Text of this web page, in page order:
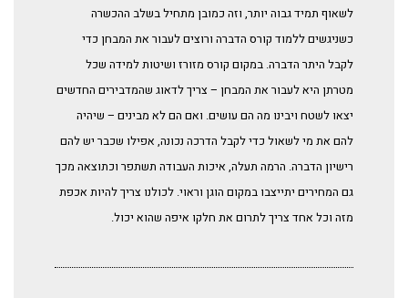
לשאוף תמיד גבוה יותר, וזה כמובן מתחיל בשלב ההכשרה
כשניגשים ללמוד קורס הדברה ורוצים לעבור את המבחן כדי
לקבל היתר הדברה. במקום קורס מזורז ושיטות למידה שכל
מטרתן היא לעבור את המבחן – צריך לדאוג שהמדבירים החדשים
יצאו לשטח ויבינו מה הם עושים. ואם הם לא מבינים – שיהיה
להם את מי לשאול כדי לקבל הדרכה נכונה, אפילו שכבר יש להם
רישיון הדברה. הרמה תעלה, איכות העבודה תשתפר וכתוצאה מכך
גם המחירים יתייצבו במקום הוגן וראוי. לכולנו צריך להיות אכפת
מזה וכל אחד צריך לתרום את חלקו איפה שהוא יכול.